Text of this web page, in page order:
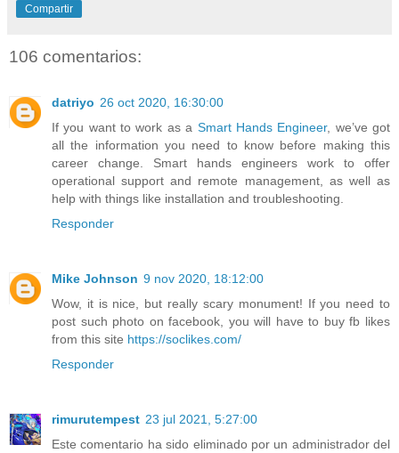
Compartir
106 comentarios:
datriyo 26 oct 2020, 16:30:00
If you want to work as a Smart Hands Engineer, we’ve got
all the information you need to know before making this
career change. Smart hands engineers work to offer
operational support and remote management, as well as
help with things like installation and troubleshooting.
Responder
Mike Johnson 9 nov 2020, 18:12:00
Wow, it is nice, but really scary monument! If you need to
post such photo on facebook, you will have to buy fb likes
from this site https://soclikes.com/
Responder
rimurutempest 23 jul 2021, 5:27:00
Este comentario ha sido eliminado por un administrador del